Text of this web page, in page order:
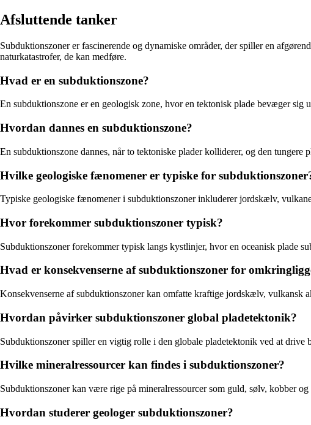
Afsluttende tanker
Subduktionszoner er fascinerende og dynamiske områder, der spiller en
naturkatastrofer, de kan medføre.
Hvad er en subduktionszone?
En subduktionszone er en geologisk zone, hvor en tektonisk plade bevæger sig
Hvordan dannes en subduktionszone?
En subduktionszone dannes, når to tektoniske plader kolliderer, og den tungere
Hvilke geologiske fænomener er typiske for
Typiske geologiske fænomener i subduktionszoner inkluderer jordskælv,
Hvor forekommer subduktionszoner typisk?
Subduktionszoner forekommer typisk langs kystlinjer, hvor en oceanisk plade
Hvad er konsekvenserne af subduktionszoner for
Konsekvenserne af subduktionszoner kan omfatte kraftige jordskælv,
Hvordan påvirker subduktionszoner global pladetektonik?
Subduktionszoner spiller en vigtig rolle i den globale pladetektonik ved at
Hvilke mineralressourcer kan findes i subduktionszoner?
Subduktionszoner kan være rige på mineralressourcer som guld, sølv, kobber
Hvordan studerer geologer subduktionszoner?